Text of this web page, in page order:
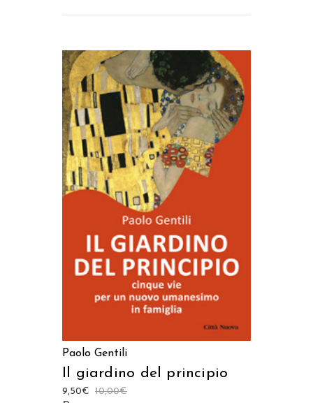
AGGIUNGI AL CARRELLO
Paolo Gentili
Il giardino del principio
10,00€
9,50€